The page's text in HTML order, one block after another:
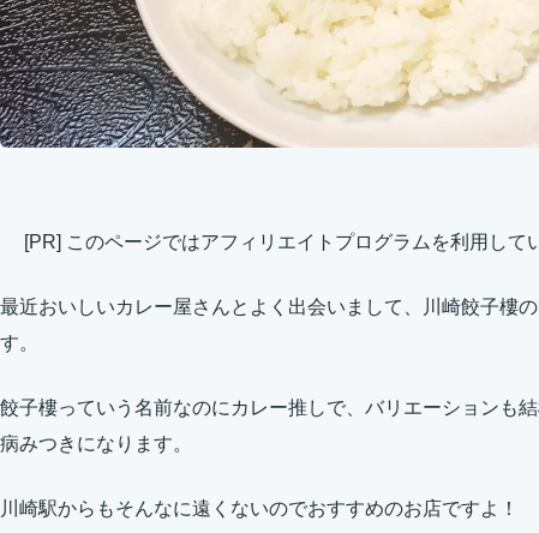
[PR] このページではアフィリエイトプログラムを利用して
最近おいしいカレー屋さんとよく出会いまして、川崎餃子樓
す。
餃子樓っていう名前なのにカレー推しで、バリエーションも
病みつきになります。
川崎駅からもそんなに遠くないのでおすすめのお店ですよ！